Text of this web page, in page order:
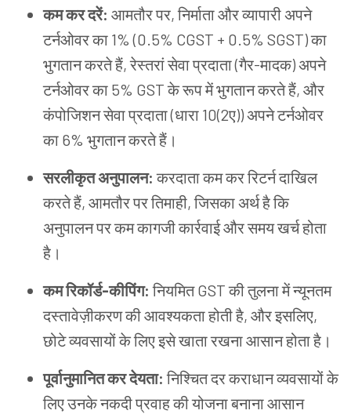
कम कर दरें: आमतौर पर, निर्माता और व्यापारी अपने
टर्नओवर का 1% (0.5% CGST + 0.5% SGST) का
भुगतान करते हैं, रेस्तरां सेवा प्रदाता (गैर-मादक) अपने
टर्नओवर का 5% GST के रूप में भुगतान करते हैं, और
कंपोजिशन सेवा प्रदाता (धारा 10(2ए)) अपने टर्नओवर
का 6% भुगतान करते हैं।
सरलीकृत अनुपालन: करदाता कम कर रिटर्न दाखिल
करते हैं, आमतौर पर तिमाही, जिसका अर्थ है कि
अनुपालन पर कम कागजी कार्रवाई और समय खर्च होता
है।
कम रिकॉर्ड-कीपिंग: नियमित GST की तुलना में न्यूनतम
दस्तावेज़ीकरण की आवश्यकता होती है, और इसलिए,
छोटे व्यवसायों के लिए इसे खाता रखना आसान होता है।
पूर्वानुमानित कर देयता: निश्चित दर कराधान व्यवसायों के
लिए उनके नकदी प्रवाह की योजना बनाना आसान